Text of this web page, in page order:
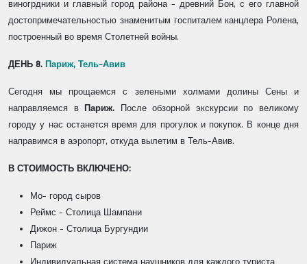
виногрдники и главный город района - древний Бон, с его главной
достопримечательностью знаменитым госпиталем канцлера Ролена,
построенный во время Столетней войны.
ДЕНЬ 8. Париж, Тель-Авив
Сегодня мы прощаемся с зелеными холмами долины Сены и
направляемся вПариж. После обзорной экскурсии по великому
городу у нас останется время для прогулок и покупок. В конце дня
направимся в аэропорт, откуда вылетим в Тель-Авив.
В СТОИМОСТЬ ВКЛЮЧЕНО:
Мо- город сыров
Реймс - Столица Шампани
Дижон - Столица Бургундии
Париж
Индивидуальная система наушников для каждого туриста